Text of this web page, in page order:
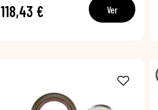
118,43 € Ver